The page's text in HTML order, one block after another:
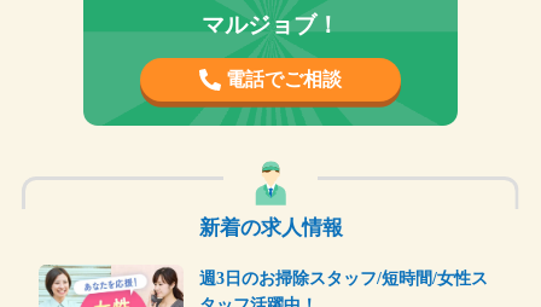
マルジョブ！
電話でご相談
新着の求人情報
週3日のお掃除スタッフ/短時間/女性ス